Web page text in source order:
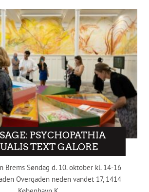
PSYCHOPATHIA
TEXT GALORE
Brems Søndag d. 10. oktober kl. 14-16
Overgaden neden vandet 17, 1414